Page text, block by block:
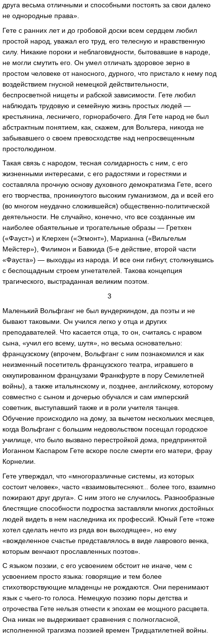
друга весьма отличными и способными постоять за свои далеко
не однородные права».
Гете с ранних лет и до гробовой доски всем сердцем любил
простой народ, уважал его труд, его телесную и нравственную
силу. Никакие пороки и неблаговидности, бытовавшие в народе,
не могли смутить его. Он умел отличать здоровое зерно в
простом человеке от наносного, дурного, что пристало к нему под
воздействием гнусной немецкой действительности,
беспросветной нищеты и рабской зависимости. Гете любил
наблюдать трудовую и семейную жизнь простых людей —
крестьянина, лесничего, горнорабочего. Для Гете народ не был
абстрактным понятием, как, скажем, для Вольтера, никогда не
забывавшего о своем превосходстве над непросвещенным
простолюдином.
Такая связь с народом, тесная солидарность с ним, с его
жизненными интересами, с его радостями и горестями и
составляла прочную основу духовного демократизма Гете, всего
его творчества, проникнутого высоким гуманизмом, да и всей его
(во многом неудачно сложившейся) общественно-политической
деятельности. Не случайно, конечно, что все созданные им
наиболее обаятельные и трогательные образы — Гретхен
(«Фауст») и Клерхен («Эгмонт»), Марианна («Вильгельм
Мейстер»), Филимон и Бавкида (5-е действие, второй части
«Фауста») — выходцы из народа. И все они гибнут, столкнувшись
с беспощадным строем угнетателей. Такова концепция
трагического, выстраданная великим поэтом.
3
Маленький Вольфганг не был вундеркиндом, да поэты и не
бывают таковыми. Он учился легко у отца и других
преподавателей. Что касается отца, то он, считаясь с нравом
сына, «учил его всему, шутя», но весьма основательно:
французскому (впрочем, Вольфганг с ним познакомился и как
неизменный посетитель французского театра, игравшего в
оккупированном французами Франкфурте в пору Семилетней
войны), а также итальянскому и, позднее, английскому, которому
совместно с сыном и дочерью обучался и сам имперский
советник, выступавший также и в роли учителя танцев.
Обучение происходило на дому, за вычетом нескольких месяцев,
когда Вольфганг с большим недовольством посещал городское
училище, что было вызвано перестройкой дома, предпринятой
Иоганном Каспаром Гете вскоре после смерти его матери, фрау
Корнелии.
Гете утверждал, что «многоразличные системы, из которых
состоит человек», часто «взаимовытесняют... более того, взаимно
пожирают друг друга». С ним этого не случилось. Разнообразные
блестящие способности подростка заставляли многих достойных
людей видеть в нем наследника их профессий. Юный Гете «тоже
хотел сделать нечто из ряда вон выходящее», но ему
«вожделенное счастье представлялось в виде лаврового венка,
которым венчают прославленных поэтов».
С языком поэзии, с его усвоением обстоит не иначе, чем с
усвоением просто языка: говорящие и тем более
стихотворствующие младенцы не рождаются. Они перенимают
язык с чьего-то голоса. Немецкую поэзию поры детства и
отрочества Гете нельзя отнести к эпохам ее мощного расцвета.
Она никак не выдерживает сравнения с полногласной,
исполненной трагизма поэзией времен Тридцатилетней войны.